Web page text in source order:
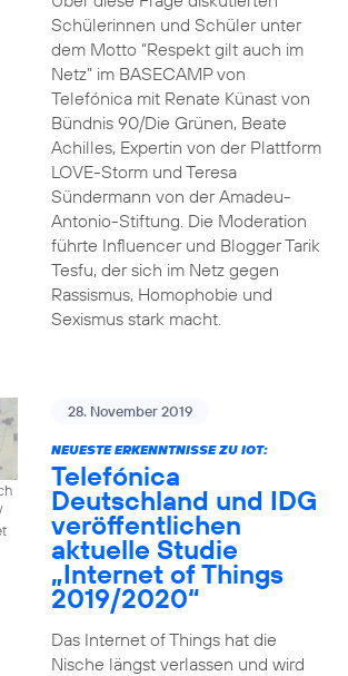
Schülerinnen und Schüler unter
dem Motto “Respekt gilt auch im
Netz” im BASECAMP von
Telefónica mit Renate Künast von
Bündnis 90/Die Grünen, Beate
Achilles, Expertin von der Plattform
LOVE-Storm und Teresa
Sündermann von der Amadeu-
Antonio-Stiftung. Die Moderation
führte Influencer und Blogger Tarik
Tesfu, der sich im Netz gegen
Rassismus, Homophobie und
Sexismus stark macht.
28. November 2019
NEUESTE ERKENNTNISSE ZU IOT:
Telefónica
Deutschland und IDG
veröffentlichen
aktuelle Studie
„Internet of Things
2019/2020“
Das Internet of Things hat die
Nische längst verlassen und wird